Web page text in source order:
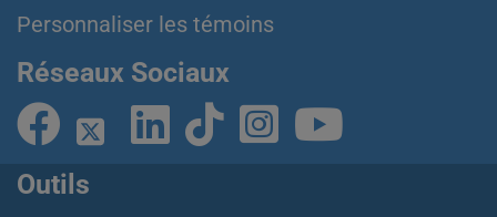
Personnaliser les témoins
Réseaux Sociaux
Outils